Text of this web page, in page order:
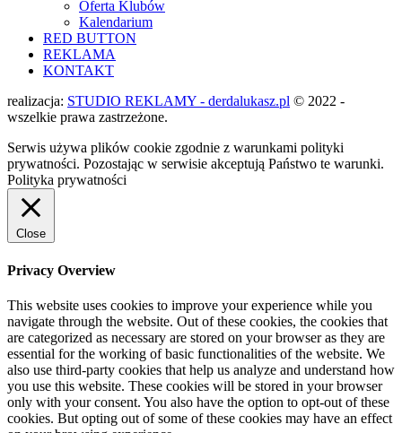
Oferta Klubów
Kalendarium
RED BUTTON
REKLAMA
KONTAKT
realizacja: STUDIO REKLAMY - derdalukasz.pl © 2022 -
wszelkie prawa zastrzeżone.
Serwis używa plików cookie zgodnie z warunkami polityki
prywatności. Pozostając w serwisie akceptują Państwo te warunki.
Polityka prywatności
Close
Privacy Overview
This website uses cookies to improve your experience while you
navigate through the website. Out of these cookies, the cookies that
are categorized as necessary are stored on your browser as they are
essential for the working of basic functionalities of the website. We
also use third-party cookies that help us analyze and understand how
you use this website. These cookies will be stored in your browser
only with your consent. You also have the option to opt-out of these
cookies. But opting out of some of these cookies may have an effect